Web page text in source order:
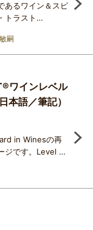
あるワイン＆スピ
トラスト
に、ワインに関
学ぶ講座です。最
験を受けること
格を取得してお
格とされていま
デュ・ヴァンで
嗣
ワインレベル
本語／筆記）
in Winesの再
ジです。Level 3
セイ）から成
ます。特定のユニ
資格取得ができ
み再受験するこ
記のショートエッ